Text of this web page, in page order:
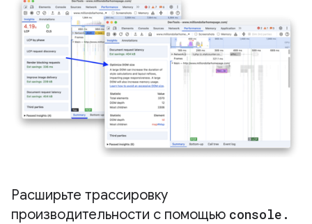
Расширьте трассировку
производительности с помощью console .